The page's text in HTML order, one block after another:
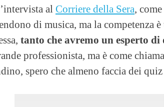
al Corriere della Sera,
di musica, ma la competenza è
tanto che avremo un esperto di
professionista, ma è come
spero che almeno faccia dei